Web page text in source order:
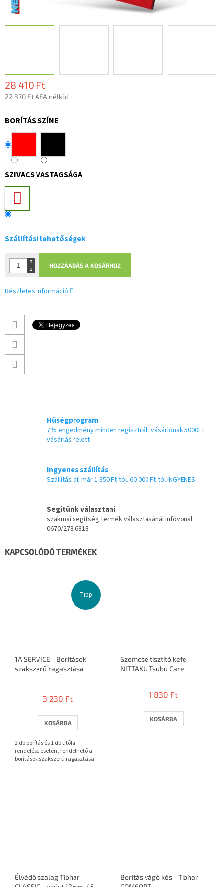
28 410 Ft
22 370 Ft ÁFA nélkül
BORÍTÁS SZÍNE
SZIVACS VASTAGSÁGA
Szállítási lehetőségek
HOZZÁADÁS A KOSÁRHOZ
Részletes információ
Hűségprogram
7% engedmény minden regisztrált vásárlónak 5000Ft
vásárlás felett
Ingyenes szállítás
Szállítás díj már 1 350 Ft-tól. 60 000 Ft-tól INGYENES
Segítünk választani
szakmai segítség termék választásánál infóvonal:
0670/278 6818
KAPCSOLÓDÓ TERMÉKEK
Tipp
1A SERVICE - Borítások
szakszerű ragasztása
átlagos
5-
ből
csillag.
3 230 Ft
KOSÁRBA
2 db borítás és 1 db ütőfa
rendelése esetén, rendelhető a
borítások szakszerű ragasztása
Szemcse tisztító kefe
NITTAKU Tsubu Care
1 830 Ft
KOSÁRBA
Élvédő szalag Tibhar
Borítás vágó kés - Tibhar